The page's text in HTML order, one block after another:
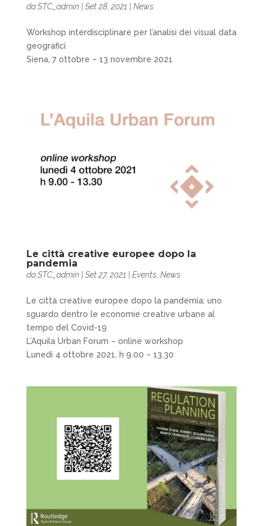
daSTC_admin Set 28, 2021 News
Workshop interdisciplinare per l’analisi dei visual data
geografici
Siena, 7 ottobre – 13 novembre 2021
Le città creative europee dopo la
pandemia
daSTC_admin Set 27, 2021 Events News
Le città creative europee dopo la pandemia: uno
sguardo dentro le economie creative urbane al
tempo del Covid-19
L’Aquila Urban Forum – online workshop
Lunedì 4 ottobre 2021, h 9.00 – 13.30